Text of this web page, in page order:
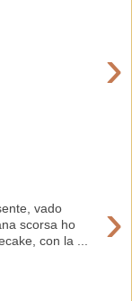
›
›
vado
scorsa ho
con la ...